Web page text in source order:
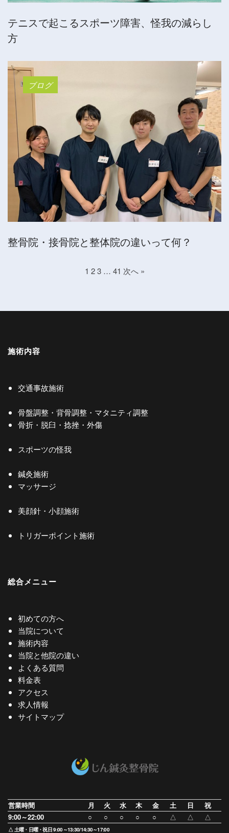
テニスで起こるスポーツ障害、怪我の減らし
方
ブログ
整骨院・接骨院と整体院の違いって何？
1 2 3 … 41 次へ »
施術内容
交通事故施術
骨盤調整・背骨調整・マタニティ調整
骨折・脱臼・捻挫・外傷
スポーツの怪我
鍼灸施術
マッサージ
美顔針・小顔施術
トリガーポイント施術
総合メニュー
初めての方へ
当院について
施術内容
当院と他院の違い
よくある質問
料金表
アクセス
求人情報
サイトマップ
営業時間 月 火 水 木 金 土 日
祝
9:00～22:00
○ ○ ○ ○ ○ △ △ △
△ 土曜・日曜・祝日 9:00～13:30/14:30～17:00